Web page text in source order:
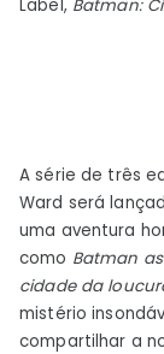
Label, Batman:
A série de três
Ward será
uma aventura
como Batman
cidade da
mistério
compartilhar a